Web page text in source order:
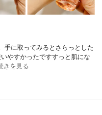
手に取ってみるとさらっとした
やすかったですすっと肌にな
きを見る